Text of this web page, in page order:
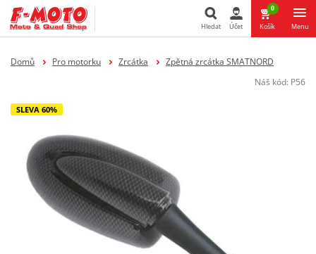
Hledat
Hledat Účet
0
Košík Menu
Domů Pro motorku Zrcátka
Zpětná zrcátka SMATNORD
Náš kód: P56
SLEVA 60%